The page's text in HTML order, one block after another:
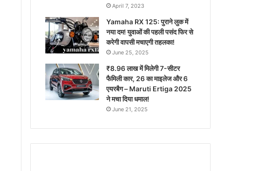
April 7, 2023
Yamaha RX 125: पुराने लुक में
नया दम! युवाओं की पहली पसंद फिर से
करेगी वापसी मचाएगी तहलका!
June 25, 2025
₹8.96 लाख में मिलेगी 7-सीटर
फैमिली कार, 26 का माइलेज और 6
एयरबैग – Maruti Ertiga 2025
ने मचा दिया धमाल!
June 21, 2025